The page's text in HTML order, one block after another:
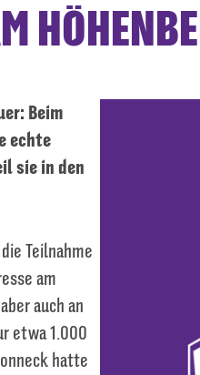
Beim
echte
sie in den
Teilnahme
am
auch an
etwa 1.000
hatte